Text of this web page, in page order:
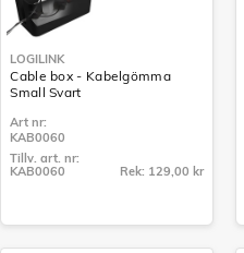
LOGILINK
Cable box - Kabelgömma
Small Svart
Art nr:
KAB0060
Tillv. art. nr:
KAB0060
Rek: 129,00 kr